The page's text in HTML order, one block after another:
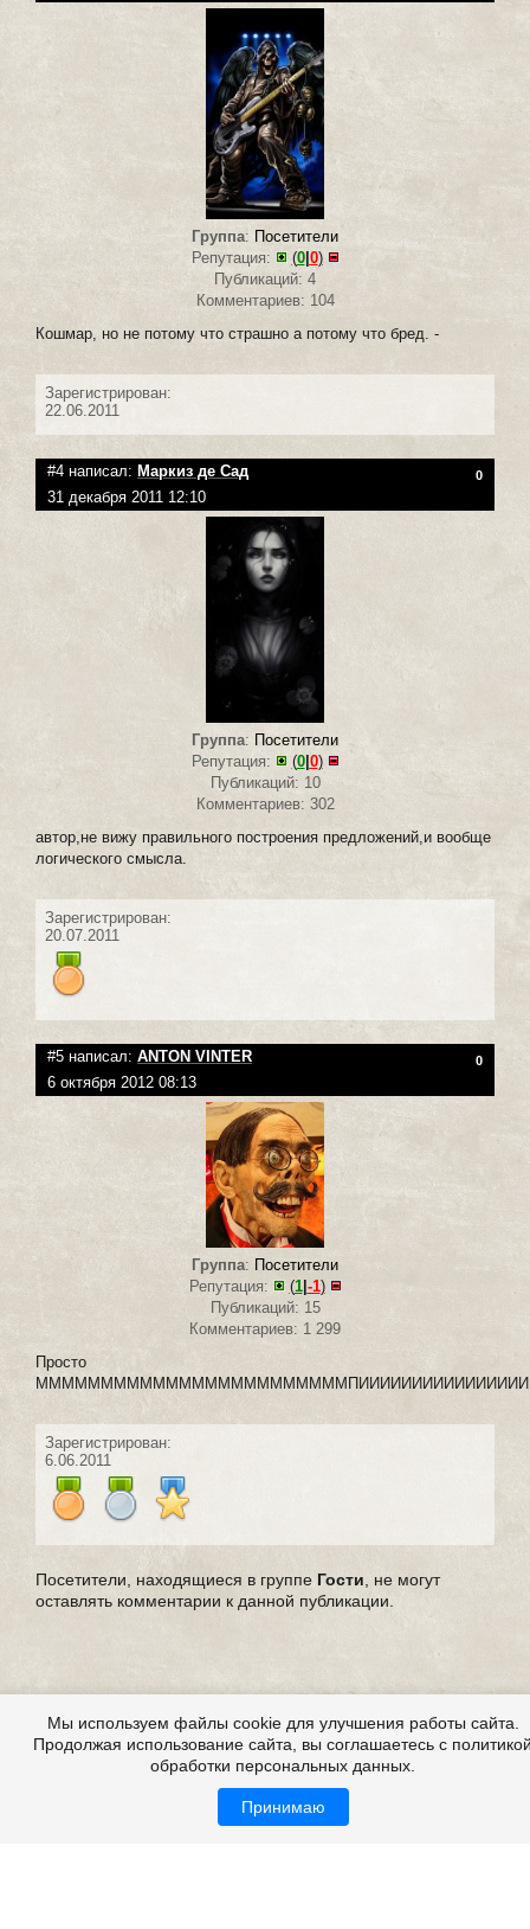
Группа: Посетители
Репутация:
(0| 0)
Публикаций: 4
Комментариев: 104
Кошмар, но не потому что страшно а потому что бред. -
Зарегистрирован:
22.06.2011
#4 написал: Маркиз де Сад 0
31 декабря 2011 12:10
Группа: Посетители
Репутация:
(0| 0)
Публикаций: 10
Комментариев: 302
автор,не вижу правильного построения предложений,и вообще
логического смысла.
Зарегистрирован:
20.07.2011
#5 написал: ANTON VINTER 0
6 октября 2012 08:13
Группа: Посетители
Репутация:
(1| -1)
Публикаций: 15
Комментариев: 1 299
Просто
Зарегистрирован:
6.06.2011
Посетители, находящиеся в группе Гости , не могут
оставлять комментарии к данной публикации.
Мы используем файлы cookie для улучшения работы сайта.
Продолжая использование сайта, вы соглашаетесь с
обработки персональных данных.
Принимаю